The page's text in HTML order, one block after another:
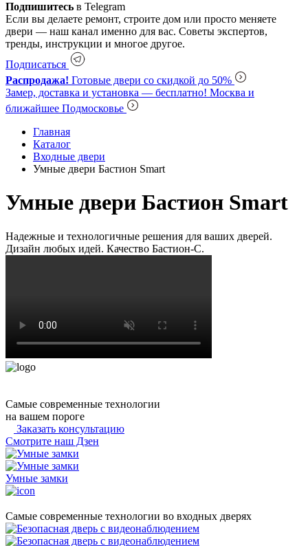
Подпишитесь в Telegram
Если вы делаете ремонт, строите дом или просто меняете
двери — наш канал именно для вас. Советы экспертов,
тренды, инструкции и многое другое.
Подписаться
Распродажа! Готовые двери со скидкой до 50%
Замер, доставка и установка — бесплатно! Москва и
ближайшее Подмосковье
Главная
Каталог
Входные двери
Умные двери Бастион Smart
Умные двери Бастион Smart
Надежные и технологичные решения для ваших дверей.
Дизайн любых идей. Качество Бастион-С.
Самые современные технологии
на вашем пороге
Заказать консультацию
Cмотрите наш Дзен
Умные замки
Самые современные технологии во входных дверях